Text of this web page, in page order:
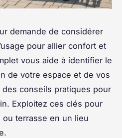
demande de considérer
pour allier confort et
vous aide à identifier le
de votre espace et de vos
conseils pratiques pour
Exploitez ces clés pour
terrasse en un lieu